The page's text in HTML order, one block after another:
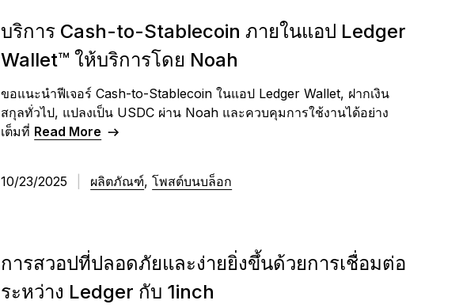
บริการ Cash-to-Stablecoin ภายในแอป Ledger
Wallet™ ให้บริการโดย Noah
ขอแนะนำฟีเจอร์ Cash-to-Stablecoin ในแอป Ledger Wallet, ฝากเงิน
สกุลทั่วไป, แปลงเป็น USDC ผ่าน Noah และควบคุมการใช้งานได้อย่าง
เต็มที่ Read More
10/23/2025 ผลิตภัณฑ์,โพสต์บนบล็อก
การสวอปที่ปลอดภัยและง่ายยิ่งขึ้นด้วยการเชื่อมต่อ
ระหว่าง Ledger กับ 1inch